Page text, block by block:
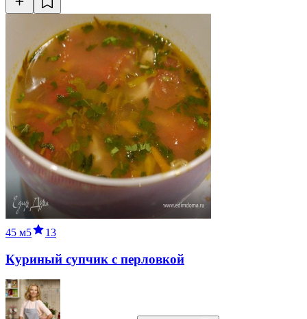
45 м5 13
Куриный супчик с перловкой